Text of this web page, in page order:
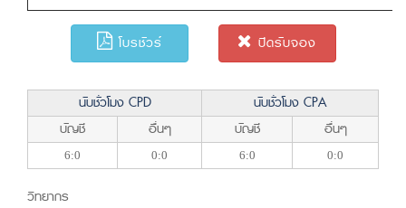
โบรชัวร์ ปิดรับจอง
นับชั่วโมง CPD
นับชั่วโมง CPA
บัญชี
อื่นๆ บัญชี อื่นๆ
6:0 0:0 6:0 0:0
วิทยากร